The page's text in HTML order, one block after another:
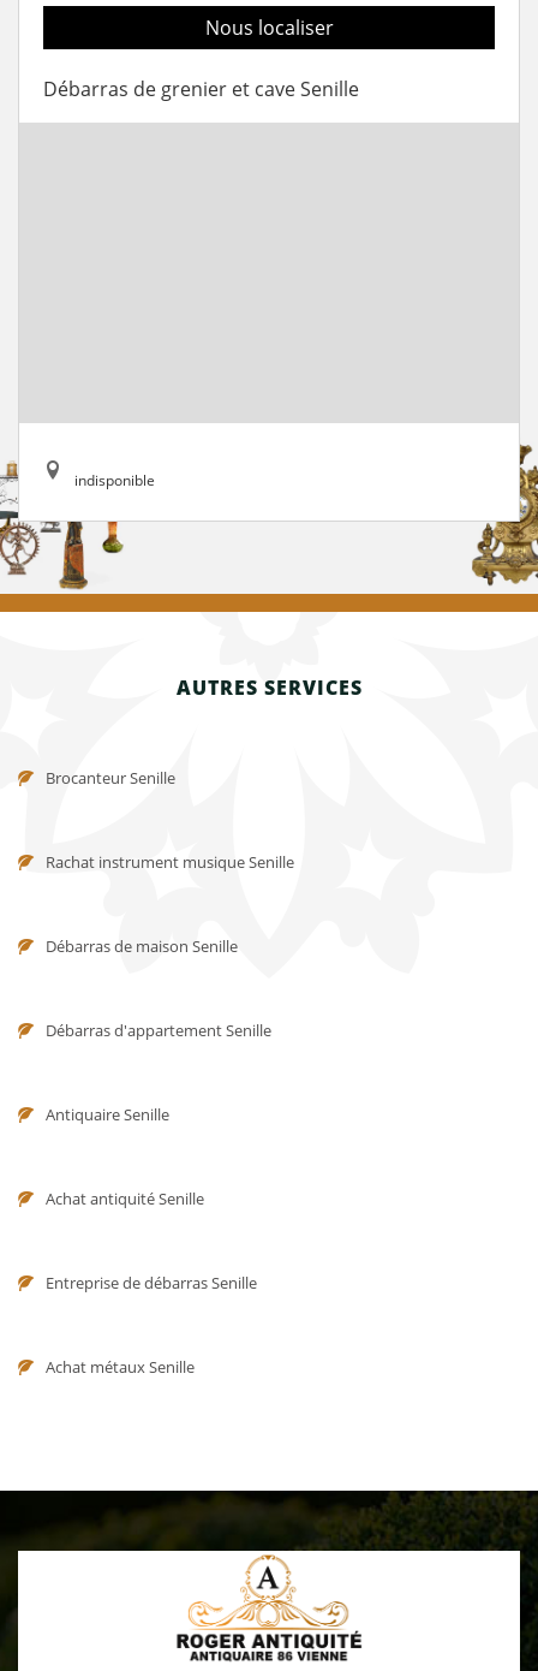
Nous localiser
Débarras de grenier et cave Senille
indisponible
AUTRES SERVICES
Brocanteur Senille
Rachat instrument musique Senille
Débarras de maison Senille
Débarras d'appartement Senille
Antiquaire Senille
Achat antiquité Senille
Entreprise de débarras Senille
Achat métaux Senille